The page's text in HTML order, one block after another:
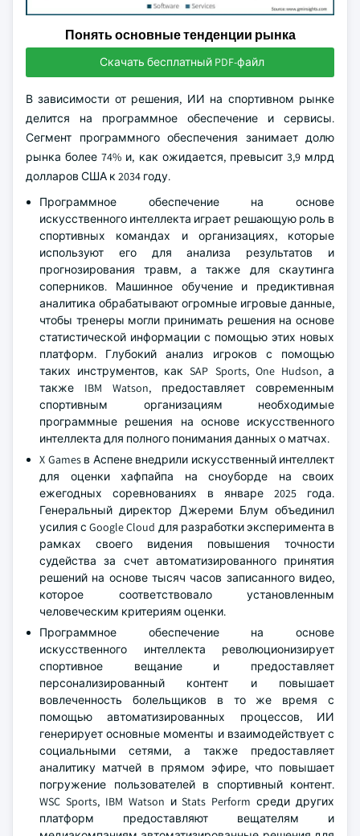
Понять основные тенденции рынка
Скачать бесплатный PDF-файл
В зависимости от решения, ИИ на спортивном рынке
делится на программное обеспечение и сервисы.
Сегмент программного обеспечения занимает долю
рынка более 74% и, как ожидается, превысит 3,9 млрд
долларов США к 2034 году.
Программное обеспечение на основе
искусственного интеллекта играет решающую роль в
спортивных командах и организациях, которые
используют его для анализа результатов и
прогнозирования травм, а также для скаутинга
соперников. Машинное обучение и предиктивная
аналитика обрабатывают огромные игровые данные,
чтобы тренеры могли принимать решения на основе
статистической информации с помощью этих новых
платформ. Глубокий анализ игроков с помощью
таких инструментов, как SAP Sports, One Hudson, а
также IBM Watson, предоставляет современным
спортивным организациям необходимые
программные решения на основе искусственного
интеллекта для полного понимания данных о матчах.
X Games в Аспене внедрили искусственный интеллект
для оценки хафпайпа на сноуборде на своих
ежегодных соревнованиях в январе 2025 года.
Генеральный директор Джереми Блум объединил
усилия с Google Cloud для разработки эксперимента в
рамках своего видения повышения точности
судейства за счет автоматизированного принятия
решений на основе тысяч часов записанного видео,
которое соответствовало установленным
человеческим критериям оценки.
Программное обеспечение на основе
искусственного интеллекта революционизирует
спортивное вещание и предоставляет
персонализированный контент и повышает
вовлеченность болельщиков в то же время с
помощью автоматизированных процессов, ИИ
генерирует основные моменты и взаимодействует с
социальными сетями, а также предоставляет
аналитику матчей в прямом эфире, что повышает
погружение пользователей в спортивный контент.
WSC Sports, IBM Watson и Stats Perform среди других
платформ предоставляют вещателям и